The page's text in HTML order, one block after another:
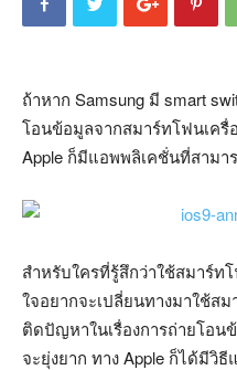
ถ้าหาก Samsung มี smart
โอนข้อมูลจากสมาร์ทโฟนเครื่
Apple ก็มีแอพพลิเคชั่นที่สาม
สำหรับใครที่รู้สึกว่าใช้สมาร์ท
ใจอยากจะเปลี่ยนทางมาใช้ส
ติดปัญหาในเรื่องการถ่ายโอน
จะยุ่งยาก ทาง Apple ก็ได้มีวิ